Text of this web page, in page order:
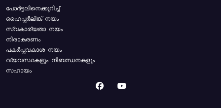
പോര്‍ട്ടലിനെക്കുറിച്ച്
ഹൈപ്പർലിങ്ക് നയം
സ്വകാര്യതാ നയം
നിരാകരണം
പകർപ്പവകാശ നയം
വ്യവസ്ഥകളും നിബന്ധനകളും
സഹായം